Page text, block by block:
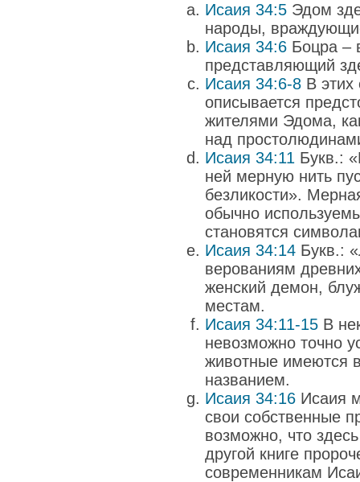
Исаия 34:5 Эдом
народы,
Исаия 34:6 Боцра –
представляющий
Исаия 34:6-8 В этих
описывается
жителями Эдома,
над
Исаия 34:11 Букв.:
ней мерную нить
безликости».
обычно
становятся
Исаия 34:14 Букв.:
верованиям
женский демон,
местам.
Исаия 34:11-15 В
невозможно точно
животные имеются
названием.
Исаия 34:16 Исаия
свои собственные
возможно, что
другой книге
современникам